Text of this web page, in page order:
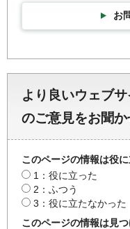
お
より良いウェブ
のご意見をお聞
このページの情報は役
1：役に立った
2：ふつう
3：役に立たなかった
このページの情報は見